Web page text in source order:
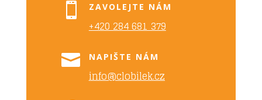
 ZAVOLEJTE NÁM
+420 284 681 379
 NAPIŠTE NÁM
info@clobilek.cz